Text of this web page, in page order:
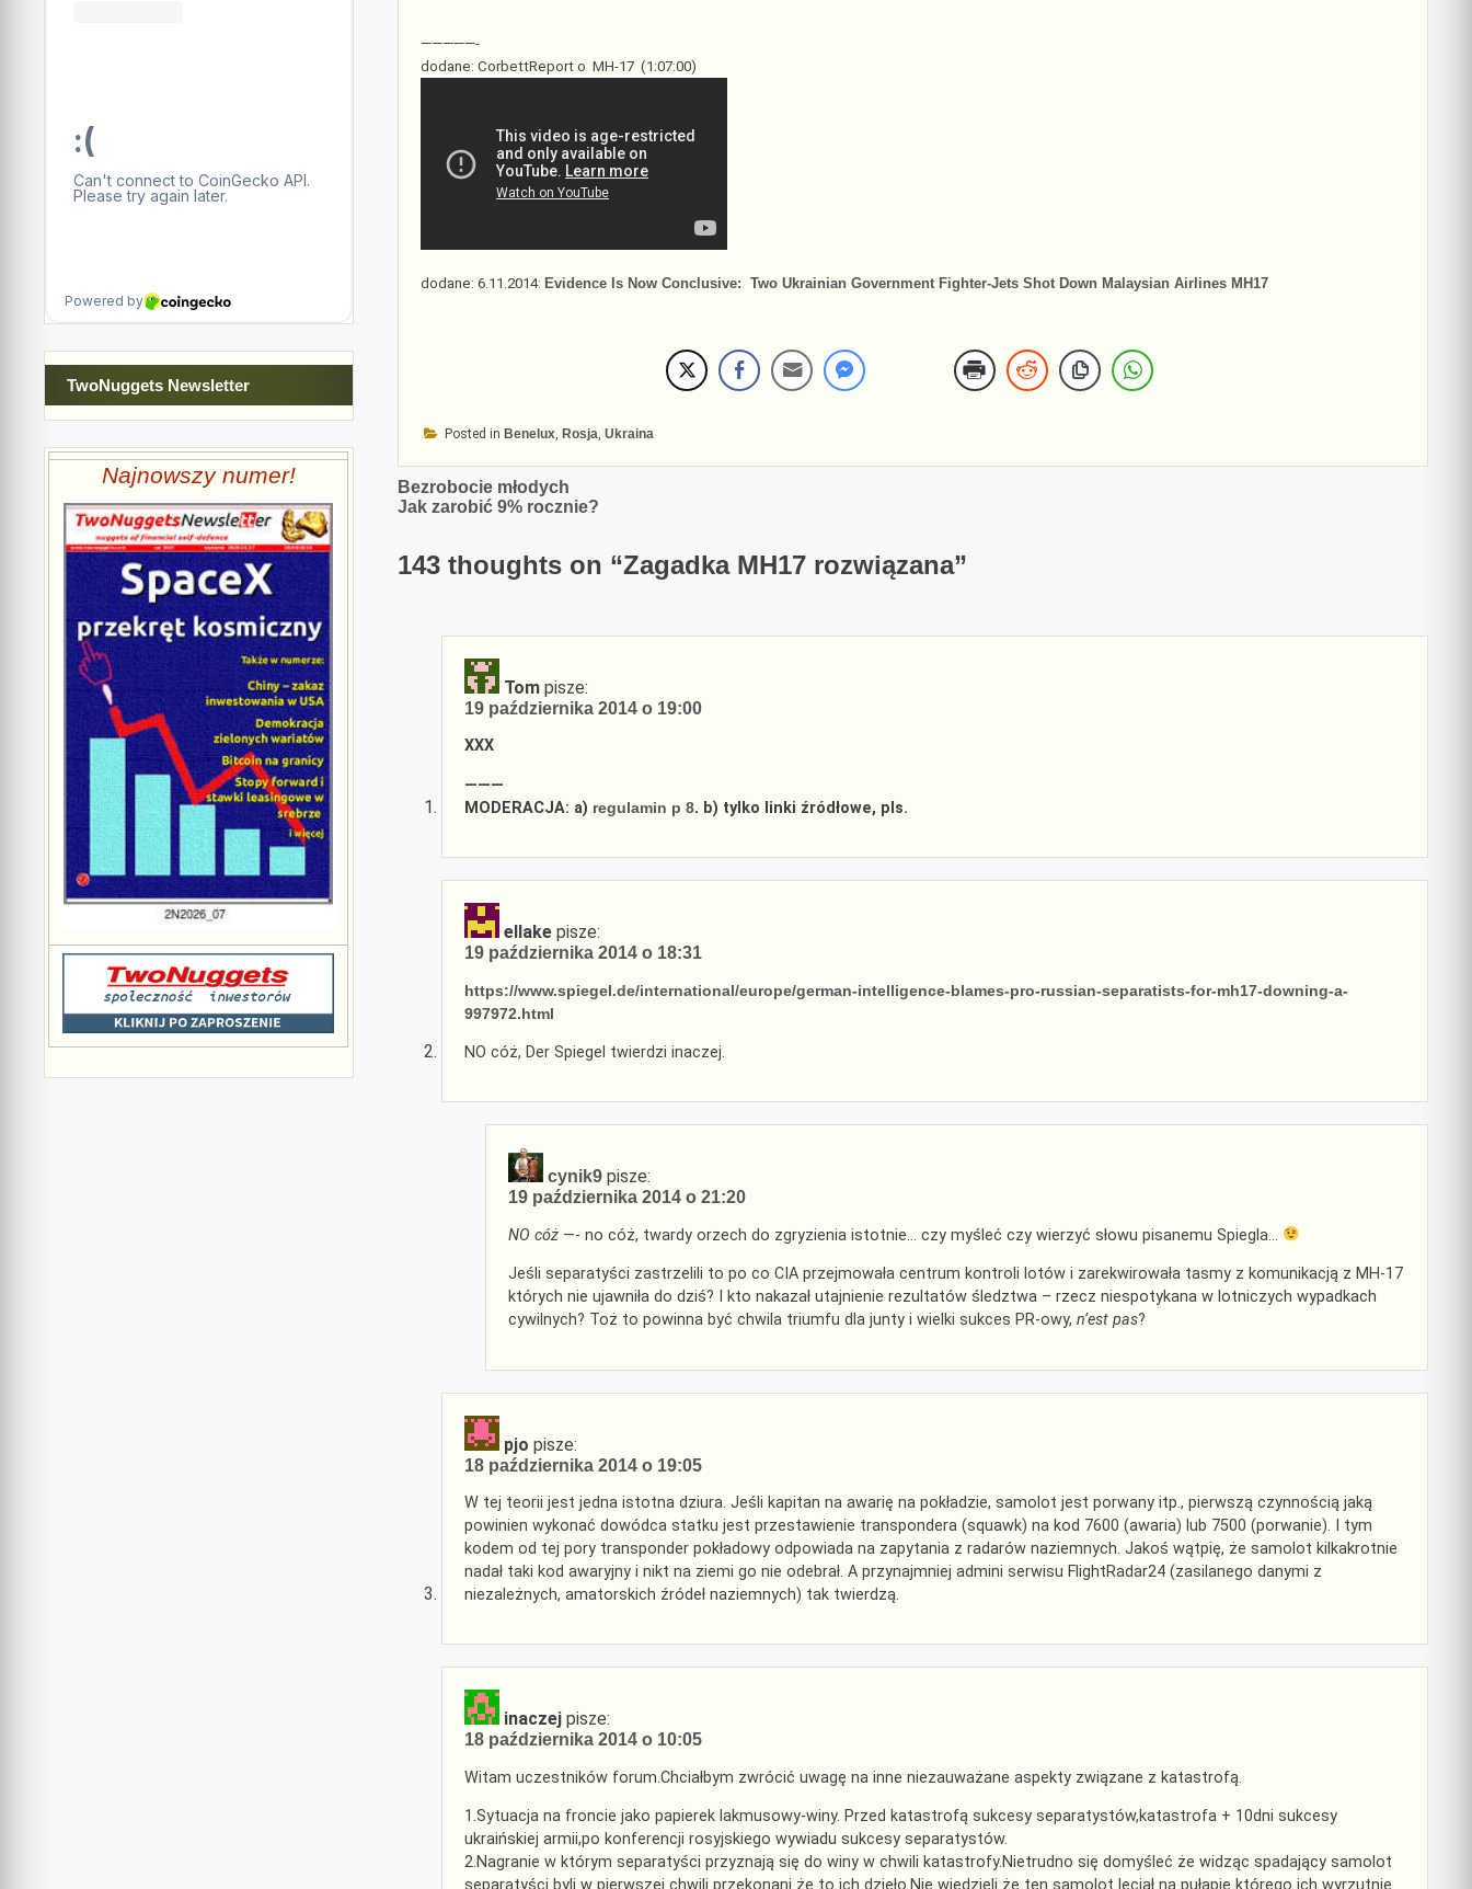
—————-
dodane: CorbettReport o MH-17 (1:07:00)
dodane: 6.11.2014: Evidence Is Now Conclusive: Two Ukrainian Government Fighter-Jets Shot Down Malaysian Airlines MH17
Posted in Benelux, Rosja, Ukraina
Nawigacja
wpisu
Bezrobocie młodych
Jak zarobić 9% rocznie?
143 thoughts on “Zagadka MH17 rozwiązana”
Tom pisze:
19 października 2014 o 19:00
XXX
———
MODERACJA: a) regulamin p 8. b) tylko linki źródłowe, pls.
ellake pisze:
19 października 2014 o 18:31
https://www.spiegel.de/international/europe/german-intelligence-blames-pro-russian-separatists-for-mh17-downing-a-
997972.html
NO cóż, Der Spiegel twierdzi inaczej.
cynik9 pisze:
19 października 2014 o 21:20
NO cóż—- no cóż, twardy orzech do zgryzienia istotnie… czy myśleć czy wierzyć słowu pisanemu Spiegla…
Jeśli separatyści zastrzelili to po co CIA przejmowała centrum kontroli lotów i zarekwirowała tasmy z komunikacją z MH-17
których nie ujawniła do dziś? I kto nakazał utajnienie rezultatów śledztwa – rzecz niespotykana w lotniczych wypadkach
cywilnych? Toż to powinna być chwila triumfu dla junty i wielki sukces PR-owy, n’est pas?
pjo pisze:
18 października 2014 o 19:05
W tej teorii jest jedna istotna dziura. Jeśli kapitan na awarię na pokładzie, samolot jest porwany itp., pierwszą czynnością jaką
powinien wykonać dowódca statku jest przestawienie transpondera (squawk) na kod 7600 (awaria) lub 7500 (porwanie). I tym
kodem od tej pory transponder pokładowy odpowiada na zapytania z radarów naziemnych. Jakoś wątpię, że samolot kilkakrotnie
nadał taki kod awaryjny i nikt na ziemi go nie odebrał. A przynajmniej admini serwisu FlightRadar24 (zasilanego danymi z
niezależnych, amatorskich źródeł naziemnych) tak twierdzą.
inaczej pisze:
18 października 2014 o 10:05
Witam uczestników forum.Chciałbym zwrócić uwagę na inne niezauważane aspekty związane z katastrofą.
1.Sytuacja na froncie jako papierek lakmusowy-winy. Przed katastrofą sukcesy separatystów,katastrofa + 10dni sukcesy
ukraińskiej armii,po konferencji rosyjskiego wywiadu sukcesy separatystów.
2.Nagranie w którym separatyści przyznają się do winy w chwili katastrofy.Nietrudno się domyśleć że widząc spadający samolot
TwoNuggets Newsletter
Najnowszy numer!